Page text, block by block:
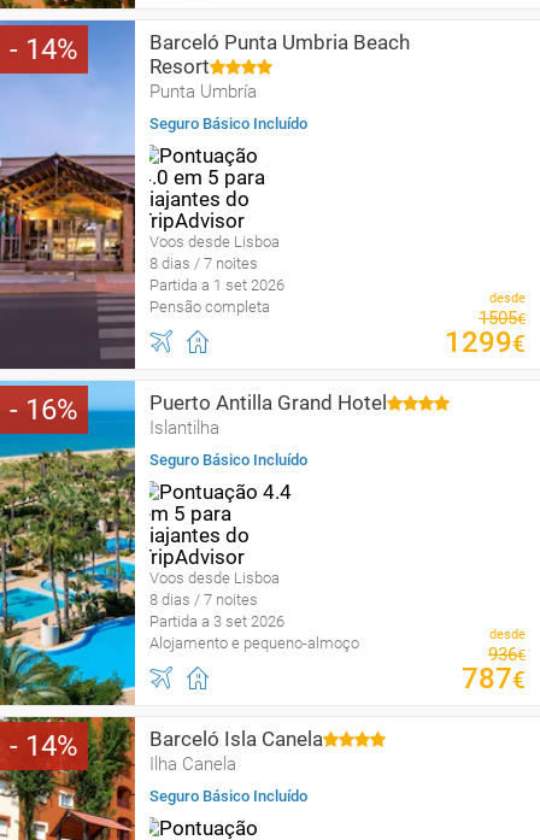
14
Barceló Punta Umbria Beach
Resort
Punta Umbría
Seguro Básico Incluído
Voos desde Lisboa
8 dias / 7 noites
Partida a 1 set 2026
Pensão completa
desde
1505€
1299€
16 Puerto Antilla Grand Hotel
Islantilha
Seguro Básico Incluído
Voos desde Lisboa
8 dias / 7 noites
Partida a 3 set 2026
Alojamento e pequeno-almoço
desde
936€
787€
14 Barceló Isla Canela
Ilha Canela
Seguro Básico Incluído